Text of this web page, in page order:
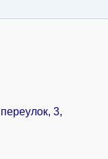
3,